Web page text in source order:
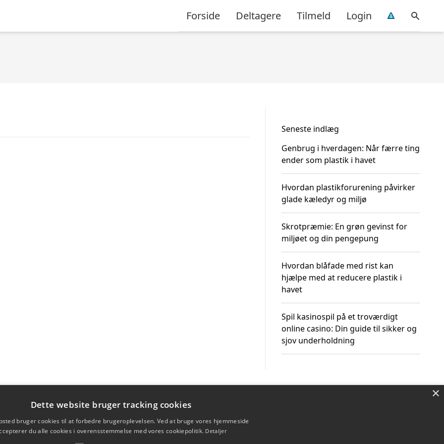
Forside Deltagere Tilmeld Login
Seneste indlæg
Genbrug i hverdagen: Når færre ting
ender som plastik i havet
Hvordan plastikforurening påvirker
glade kæledyr og miljø
Skrotpræmie: En grøn gevinst for
miljøet og din pengepung
Hvordan blåfade med rist kan
hjælpe med at reducere plastik i
havet
Spil kasinospil på et troværdigt
online casino: Din guide til sikker og
sjov underholdning
×
Dette website bruger tracking cookies
bruger cookies til at forbedre brugeroplevelsen. Ved at bruge vores hjemmeside
du alle cookies i overensstemmelse med vores cookiepolitik. Detaljer